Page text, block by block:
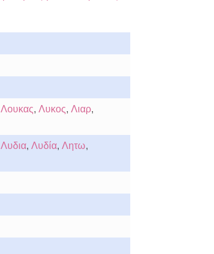
Λουκας, Λυκος, Λιαρ,
Λυδια, Λυδία, Λητω,